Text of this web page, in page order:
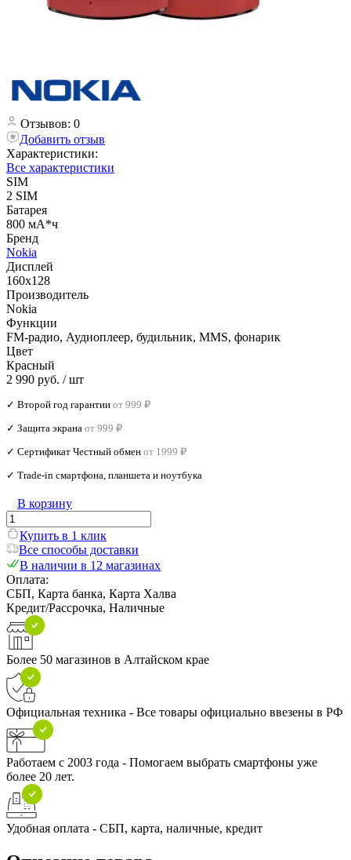
Отзывов: 0
Добавить отзыв
Характеристики:
Все характеристики
SIM
2 SIM
Батарея
800 мА*ч
Бренд
Nokia
Дисплей
160х128
Производитель
Nokia
Функции
FM-радио, Аудиоплеер, будильник, MMS, фонарик
Цвет
Красный
2 990 руб. / шт
✓ Второй год гарантии от 999 ₽
✓ Защита экрана от 999 ₽
✓ Сертификат Честный обмен от 1999 ₽
✓ Trade‑in смартфона, планшета и ноутбука
В корзину
Купить в 1 клик
Все способы доставки
В наличии в 12 магазинах
Оплата:
СБП, Карта банка, Карта Халва
Кредит/Рассрочка, Наличные
Более 50 магазинов в Алтайском крае
Официальная техника - Все товары официально ввезены в РФ
Работаем с 2003 года - Помогаем выбрать смартфоны уже
более 20 лет.
Удобная оплата - СБП, карта, наличные, кредит